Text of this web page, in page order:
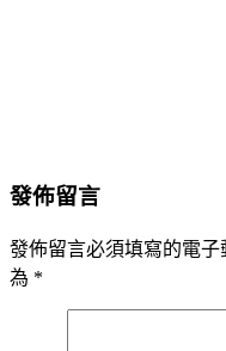
發佈留言
發佈留言必須填寫的電子
為 *